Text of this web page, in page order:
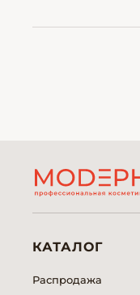
КАТАЛОГ
Распродажа